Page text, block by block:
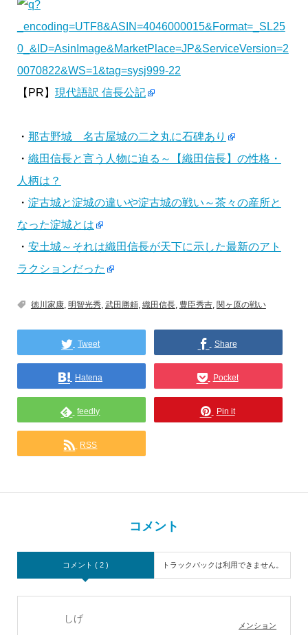
【PR】 現代語訳 信長公記
・ 那古野城 名古屋城の二之丸に石碑あり
・ 織田信長と言う人物に迫る～【織田信長】の性格・
人柄は？
・ 淀古城と淀城の違いや淀古城の戦い～茶々の産所と
なった淀城とは
・ 安土城～それは織田信長が天下に示した最新のアト
ラクションだった
徳川家康, 明智光秀, 武田勝頼, 織田信長, 豊臣秀吉, 関ヶ原の戦い
Tweet Share
Hatena Pocket
feedly Pin it
RSS
コメント
コメント ( 2 ) トラックバックは利用できません。
しげ
メンション